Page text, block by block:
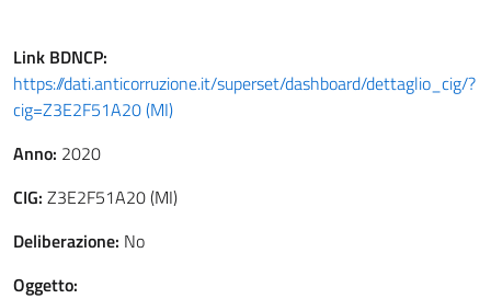
Link BDNCP:
https://dati.anticorruzione.it/superset/dashboard/dettaglio_cig/?
cig=Z3E2F51A20 (MI)
Anno: 2020
CIG: Z3E2F51A20 (MI)
Deliberazione: No
Oggetto: